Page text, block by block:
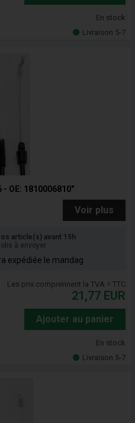
En stock
Livraison 5-7
OE: 1810006810"
Voir plus
article(s) avant 15h
à envoyer
expédiée le mandag
Les prix comprennent la TVA = TTC
21,77 EUR
Ajouter au panier
En stock
Livraison 5-7